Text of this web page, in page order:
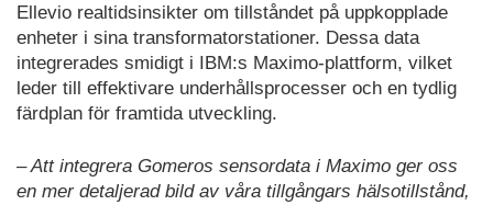
Ellevio realtidsinsikter om tillståndet på uppkopplade
enheter i sina transformatorstationer. Dessa data
integrerades smidigt i IBM:s Maximo-plattform, vilket
leder till effektivare underhållsprocesser och en tydlig
färdplan för framtida utveckling.
– Att integrera Gomeros sensordata i Maximo ger oss
en mer detaljerad bild av våra tillgångars hälsotillstånd,